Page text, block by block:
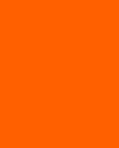
Tweede
brengen
hun stem uit. De
na de